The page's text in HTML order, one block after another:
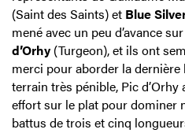
(Saint des Saints) et Blue
mené avec un peu d’avance
d’Orhy (Turgeon), et ils ont
merci pour aborder la
terrain très pénible, Pic
effort sur le plat pour dominer
battus de trois et cinq